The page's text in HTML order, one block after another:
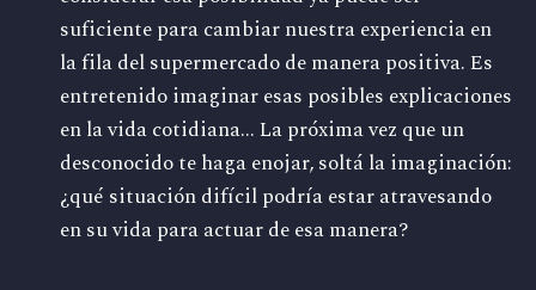
suficiente para cambiar nuestra experiencia en
la fila del supermercado de manera positiva. Es
entretenido imaginar esas posibles explicaciones
en la vida cotidiana... La próxima vez que un
desconocido te haga enojar, soltá la imaginación:
¿qué situación difícil podría estar atravesando
en su vida para actuar de esa manera?